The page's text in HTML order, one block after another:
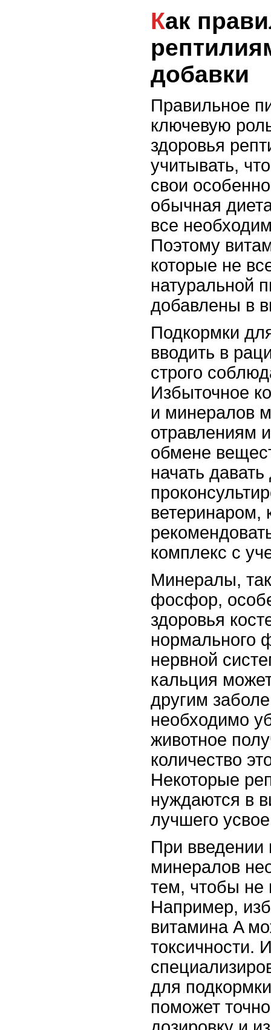
Как правильно давать
добавки
Правильное
ключевую
здоровья
учитывать,
свои
обычная
все
Поэтому
которые не
натуральной
добавлены в
Подкормки
вводить в
строго
Избыточное
и минералов
отравлениям
обмене
начать
ветеринаром,
комплекс с
Минералы,
фосфор,
здоровья
нормального
нервной
кальция
другим
необходимо
животное
количество
Некоторые
нуждаются в
лучшего
При введении
минералов
тем, чтобы не
Например,
витамина A
токсичности.
для
поможет